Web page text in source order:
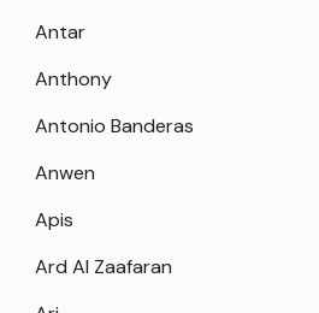
Antar
Anthony
Antonio Banderas
Anwen
Apis
Ard Al Zaafaran